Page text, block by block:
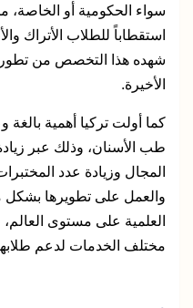
سواء الحكومية أو الخاصة،
استقطاباً للطلاب الأتراك
شهده هذا التخصص من تطور
الأخيرة.
كما أولت تركيا أهمية
طب الأسنان، وذلك عبر
المجال وزيادة عدد
والعمل على تطويرها بشكل
العلمية على مستوى العالم،
مختلف الخدمات لدعم